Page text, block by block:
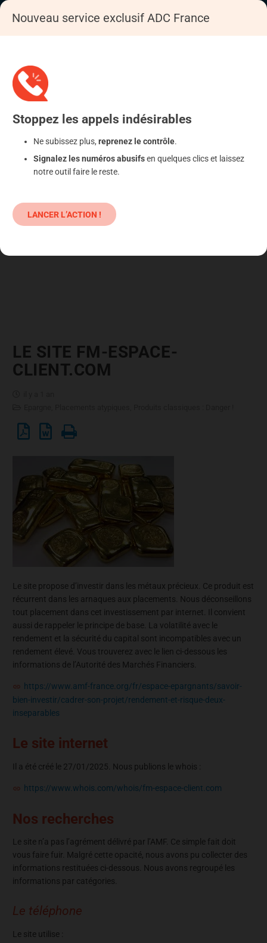
LE SITE FM-ESPACE-
CLIENT.COM
Le site propose d’investir dans les métaux précieux. Ce produit est
récurrent dans les arnaques aux placements. Nous déconseillons
tout placement dans cet investissement par internet. Il convient
aussi de rappeler le principe de base. La volatilité avec le
rendement et la sécurité du capital sont incompatibles avec un
rendement élevé. Vous trouverez avec le lien ci-dessous les
informations de l’Autorité des Marchés Financiers.
https://www.amf-france.org/fr/espace-epargnants/savoir-
bien-investir/cadrer-son-projet/rendement-et-risque-deux-
inseparables
Le site internet
Il a été créé le 27/01/2025. Nous publions le whois :
https://www.whois.com/whois/fm-espace-client.com
Nos recherches
Le site n’a pas l’agrément délivré par l’AMF. Ce simple fait doit
vous faire fuir. Malgré cette opacité, nous avons pu collecter des
informations restituées ci-dessous. Nous avons regroupé les
informations par catégories.
Le téléphone
Le site utilise :
Nouveau service exclusif ADC France
Stoppez les appels indésirables
Ne subissez plus, reprenez le contrôle.
Signalez les numéros abusifsen quelques clics et laissez
notre outil faire le reste.
LANCER L’ACTION !